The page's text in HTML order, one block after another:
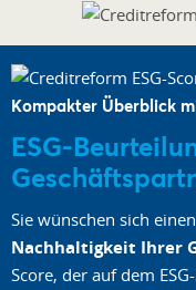
Kompakter Überblick
ESG-
Sie wünschen sich einen
Nachhaltigkeit Ihrer
Score, der auf dem